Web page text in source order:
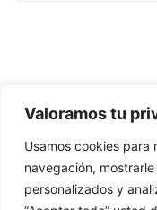
Valoramos tu
Usamos cookies para
navegación,
personalizados y
Redes Cristianas
Una mirada alternativa
- Colectivos de Redes